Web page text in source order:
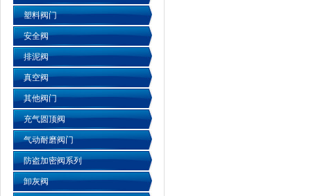
塑料阀门
安全阀
排泥阀
真空阀
其他阀门
充气圆顶阀
气动耐磨阀门
防盗加密阀系列
卸灰阀